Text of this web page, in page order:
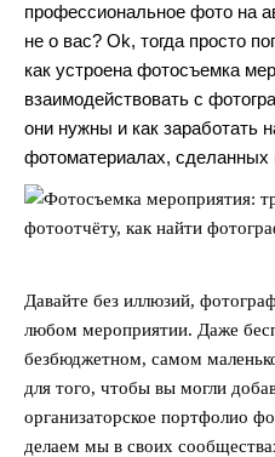
профессиональное фото на
не о вас? Оk, тогда просто
как устроена фотосъемка
взаимодействовать с
они нужны и как заработать
фотоматериалах, сделанных
Давайте без иллюзий,
любом мероприятии. Даже
безбюджетном, самом
для того, чтобы вы могли
организаторское портфолио
делаем мы в своих